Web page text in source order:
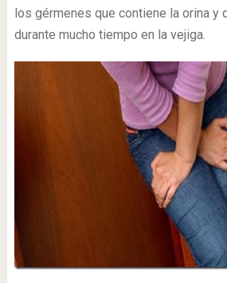
los gérmenes que contiene la orina y
durante mucho tiempo en la vejiga.